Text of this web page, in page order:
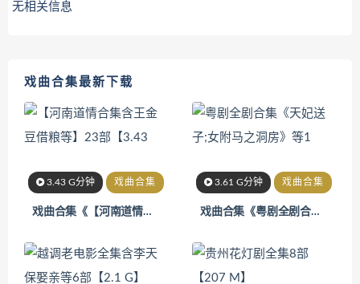
无相关信息
戏曲合集最新下载
3.43 G分钟 戏曲合集
戏曲合集《【河南道情合集含王金豆借粮等】23部【3.43》
3.61 G分钟 戏曲合集
戏曲合集《粤剧全剧合集《天妃送子;女附马之洞房》等1》